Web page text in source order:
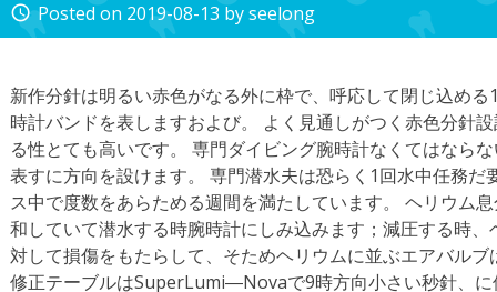
access_time Posted on 2019-08-13 byseelong
新作分針は明るい赤色がなる外に枠で、呼応して閉じ込め
時計バンドを表しますおよび。 よく見通しがつく赤色分針
る性とても高いです。 専門ダイビング腕時計なくてはなら
表すに方向を設けます。 専門潜水夫は恐らく1回水中任務だ
ス中で度数をあらためる週間を満たしています。 ヘリウム
和していて潜水する時腕時計にしみ込みます；減圧する時
対して損傷をもたらして、そためヘリウムに並ぶエアバル
修正テーブルはSuperLumi―Novaで9時方向小さい秒針、